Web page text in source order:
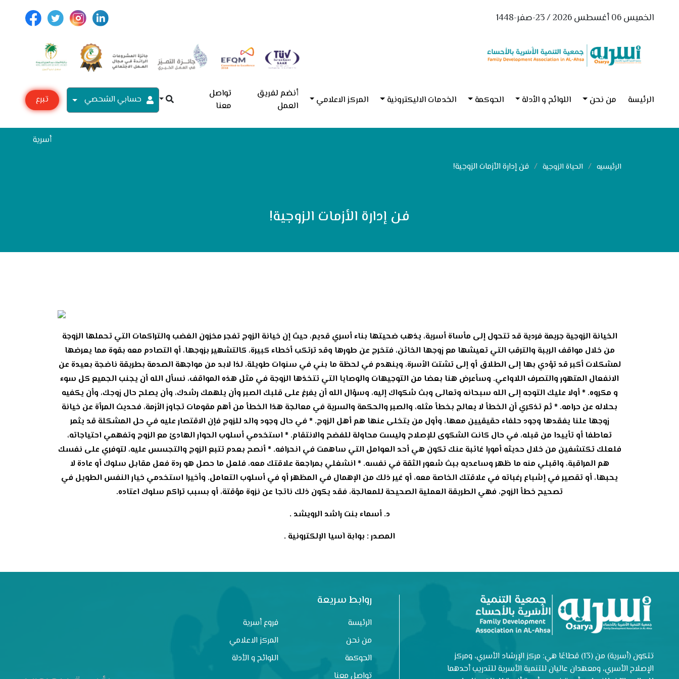
الخميس 06 أغسطس 2026 / 23-صفر-1448
الرئيسة من نحن اللوائح و الأدلة الحوكمة الخدمات الاليكترونية المركز الاعلامي
أنضم لفريق
العمل
تواصل
معنا
حسابي الشحصي
تبرع
أسرية
الرئيسيه الحياة الزوجية فن إدارة الأزمات الزوجية!
فن إدارة الأزمات الزوجية!
الخيانة الزوجية جريمة فردية قد تتحول إلى مأساة أسرية، يذهب ضحيتها بناء أسري قديم، حيث إن خيانة الزوج تفجر مخزون الغضب والتراكمات التي تحملها الزوجة
من خلال مواقف الريبة والترقب التي تعيشها مع زوجها الخائن، فتخرج عن طورها وقد ترتكب أخطاء كبيرة، كالتشهير بزوجها، أو التصادم معه بقوة مما يعرضها
لمشكلات أكبر قد تؤدي بها إلى الطلاق أو إلى تشتت الأسرة، وينهدم في لحظة ما بني في سنوات طويلة، لذا لابد من مواجهة الصدمة بطريقة ناضجة بعيدة عن
الانفعال المتهور والتصرف اللاواعي. وسأعرض هنا بعضا من التوجيهات والوصايا التي تتخذها الزوجة في مثل هذه المواقف، نسأل الله أن يجنب الجميع كل سوء
و مكروه. * أولا عليك التوجه إلى الله سبحانه وتعالى وبث شكواك إليه، وسؤال الله أن يفرغ على قلبك الصبر وأن يلهمك رشدك، وأن يصلح حال زوجك، وأن يكفيه
بحلاله عن حرامه. * ثم تذكري أن الخطأ لا يعالج بخطأ مثله، والصبر والحكمة والسرية في معالجة هذا الخطأ من أهم مقومات تجاوز الأزمة، فحديث المرأة عن خيانة
زوجها علنا يفقدها وجود حلفاء حقيقيين معها، وأول من يتخلى عنها هم أهل الزوج. * في حال وجود والد للزوج فإن الاقتصار عليه في حل المشكلة قد يثمر
تعاطفا أو تأييدا من قبله، في حال كانت الشكوى للإصلاح وليست محاولة للفضح والانتقام. * استخدمي أسلوب الحوار الهادئ مع الزوج وتفهمي احتياجاته،
فلعلك تكتشفين من خلال حديثه أمورا غائبة عنك تكون هي أحد العوامل التي ساهمت في انحرافه. * أنصح بعدم تتبع الزوج والتجسس عليه، لتوفري على نفسك
هم المراقبة، واقبلي منه ما ظهر وساعديه ببث شعور الثقة في نفسه. * انشغلي بمراجعة علاقتك معه، فلعل ما حصل هو ردة فعل مقابل سلوك أو عادة لا
يحبها، أو تقصير في إشباع رغباته في علاقتك الخاصة معه، أو غير ذلك من الإهمال في المظهر أو في أسلوب التعامل. وأخيرا استخدمي خيار النفس الطويل في
تصحيح خطأ الزوج، فهي الطريقة العملية الصحيحة للمعالجة، فقد يكون ذلك ناتجا عن نزوة مؤقتة، أو بسبب تراكم سلوك اعتاده.
د. أسماء بنت راشد الرويشد .
المصدر : بوابة آسيا الإلكترونية .
تتكون (أسرية) من (13) قطاعًا هي: مركز الإرشاد الأسري، ومركز
الإصلاح الأسري، ومعهدان عاليان للتنمية الأسرية للتدريب أحدهما
روابط سريعة
الرئيسة
فروع أسرية
من نحن
المركز الاعلامي
الحوكمة
اللوائح و الأدلة
تواصل معنا